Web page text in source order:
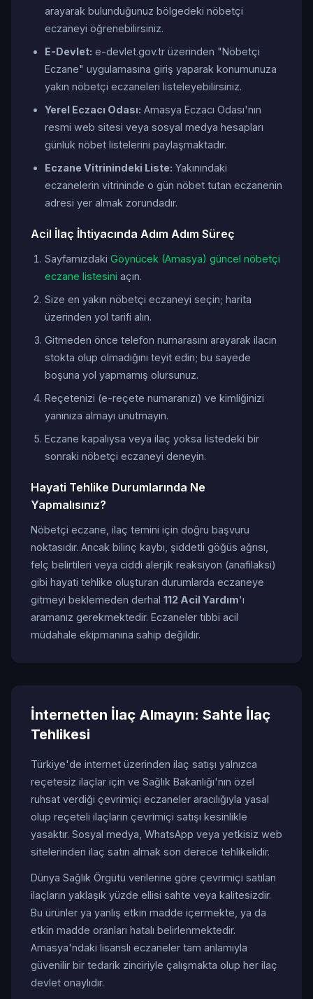
arayarak bulunduğunuz bölgedeki nöbetçi
eczaneyi öğrenebilirsiniz.
E-Devlet: e-devlet.gov.tr üzerinden "Nöbetçi
Eczane" uygulamasına giriş yaparak konumunuza
yakın nöbetçi eczaneleri listeleyebilirsiniz.
Yerel Eczacı Odası: Amasya Eczacı Odası'nın
resmi web sitesi veya sosyal medya hesapları
günlük nöbet listelerini paylaşmaktadır.
Eczane Vitrinindeki Liste: Yakınındaki
eczanelerin vitrininde o gün nöbet tutan eczanenin
adresi yer almak zorundadır.
Acil İlaç İhtiyacında Adım Adım Süreç
Sayfamızdaki Göynücek (Amasya) güncel nöbetçi
eczane listesini açın.
Size en yakın nöbetçi eczaneyi seçin; harita
üzerinden yol tarifi alın.
Gitmeden önce telefon numarasını arayarak ilacın
stokta olup olmadığını teyit edin; bu sayede
boşuna yol yapmamış olursunuz.
Reçetenizi (e-reçete numaranızı) ve kimliğinizi
yanınıza almayı unutmayın.
Eczane kapalıysa veya ilaç yoksa listedeki bir
sonraki nöbetçi eczaneyi deneyin.
Hayati Tehlike Durumlarında Ne
Yapmalısınız?
Nöbetçi eczane, ilaç temini için doğru başvuru
noktasıdır. Ancak bilinç kaybı, şiddetli göğüs ağrısı,
felç belirtileri veya ciddi alerjik reaksiyon (anafilaksi)
gibi hayati tehlike oluşturan durumlarda eczaneye
gitmeyi beklemeden derhal 112 Acil Yardım'ı
aramanız gerekmektedir. Eczaneler tıbbi acil
müdahale ekipmanına sahip değildir.
İnternetten İlaç Almayın: Sahte İlaç
Tehlikesi
Türkiye'de internet üzerinden ilaç satışı yalnızca
reçetesiz ilaçlar için ve Sağlık Bakanlığı'nın özel
ruhsat verdiği çevrimiçi eczaneler aracılığıyla yasal
olup reçeteli ilaçların çevrimiçi satışı kesinlikle
yasaktır. Sosyal medya, WhatsApp veya yetkisiz web
sitelerinden ilaç satın almak son derece tehlikelidir.
Dünya Sağlık Örgütü verilerine göre çevrimiçi satılan
ilaçların yaklaşık yüzde ellisi sahte veya kalitesizdir.
Bu ürünler ya yanlış etkin madde içermekte, ya da
etkin madde oranları hatalı belirlenmektedir.
Amasya'ndaki lisanslı eczaneler tam anlamıyla
güvenilir bir tedarik zinciriyle çalışmakta olup her ilaç
devlet onaylıdır.